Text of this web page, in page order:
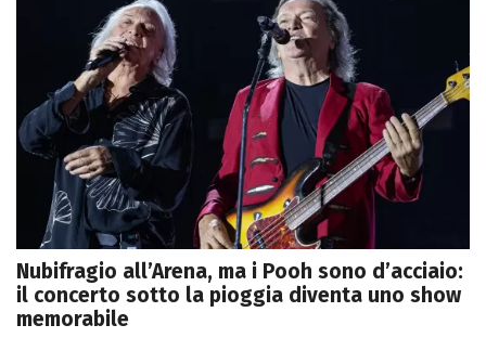
Nubifragio all’Arena, ma i Pooh sono d’acciaio:
il concerto sotto la pioggia diventa uno show
memorabile